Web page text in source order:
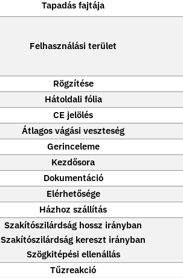
Tapadás fajtája
Felhasználási terület
Rögzítése
Hátoldali fólia
CE jelölés
Átlagos vágási veszteség
Gerinceleme
Kezdősora
Dokumentáció
Elérhetősége
Házhoz szállítás
Szakítószilárdság hossz irányban
Szakítószilárdság kereszt irányban
Szögkitépési ellenállás
Tűzreakció